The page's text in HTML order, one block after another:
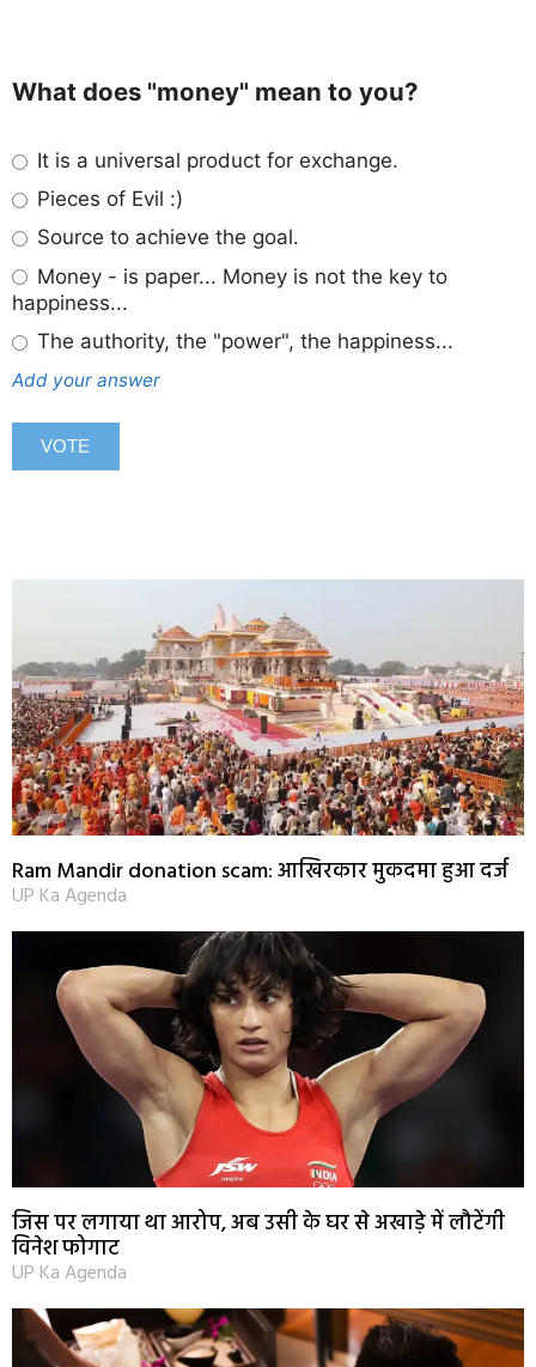
What does "money" mean to you?
It is a universal product for exchange.
Pieces of Evil :)
Source to achieve the goal.
Money - is paper... Money is not the key to
happiness...
The authority, the "power", the happiness...
Add your answer
Ram Mandir donation scam: आखिरकार मुकदमा हुआ दर्ज
UP Ka Agenda
जिस पर लगाया था आरोप, अब उसी के घर से अखाड़े में लौटेंगी
विनेश फोगाट
UP Ka Agenda